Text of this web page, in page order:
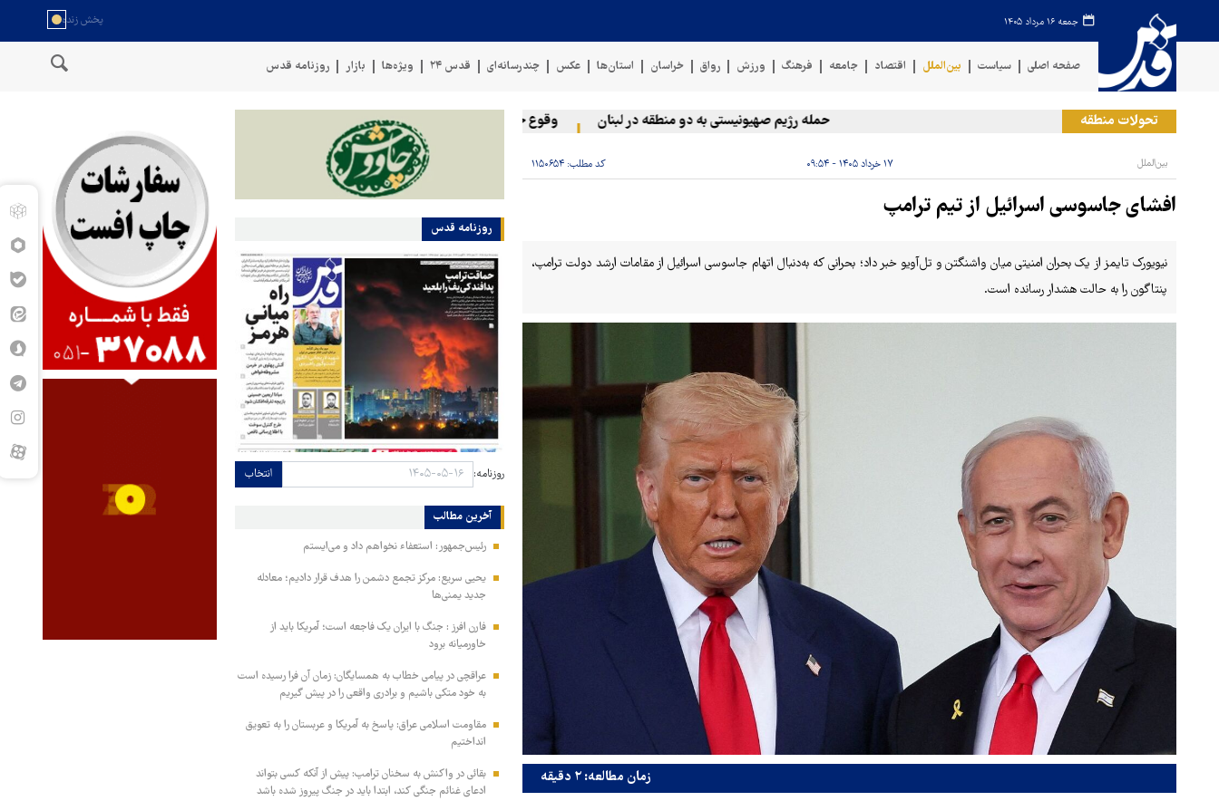
جمعه ۱۶ مرداد ۱۴۰۵
صفحه اصلی سیاست بین‌الملل اقتصاد جامعه فرهنگ ورزش رواق خراسان استان‌ها عکس چندرسانه‌ای قدس ۲۴ ویژه‌ها بازار روزنامه قدس
تحولات منطقه حمله رژیم صهیونیستی به دو منطقه در لبنان وقوع حادثه دریایی در سواحل عمان
بین‌الملل ۱۷ خرداد ۱۴۰۵ - ۰۹:۵۴ کد مطلب: ۱۱۵۰۶۵۴
افشای جاسوسی اسرائیل از تیم ترامپ
نیویورک تایمز از یک بحران امنیتی میان واشنگتن و تل‌آویو خبر داد؛ بحرانی که به‌دنبال اتهام جاسوسی اسرائیل از مقامات ارشد دولت ترامپ،
پنتاگون را به حالت هشدار رسانده است.
زمان مطالعه: ۲ دقیقه
روزنامه قدس
روزنامه: انتخاب
آخرین مطالب
رئیس‌جمهور: استعفاء نخواهم داد و می‌ایستم
یحیی سریع: مرکز تجمع دشمن را هدف قرار دادیم؛ معادله
جدید یمنی‌ها
فارن افرز : جنگ با ایران یک فاجعه است؛ آمریکا باید از
خاورمیانه برود
عراقچی در پیامی خطاب به همسایگان: زمان آن فرا رسیده است
به خود متکی باشیم و برادری واقعی را در پیش گیریم
مقاومت اسلامی عراق: پاسخ به آمریکا و عربستان را به تعویق
انداختیم
بقائی در واکنش به سخنان ترامپ: پیش از آنکه کسی بتواند
ادعای غنائم جنگی کند، ابتدا باید در جنگ پیروز شده باشد